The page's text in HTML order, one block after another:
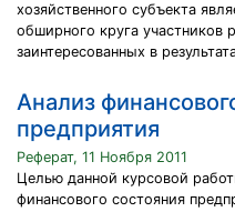
хозяйственного субъекта
обширного круга участников
заинтересованных в
Анализ
предприятия
Реферат, 11 Ноября 2011
Целью данной курсовой
финансового состояния